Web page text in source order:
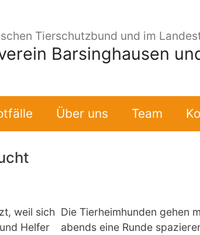
Barsinghausen
Tierschutzbund und im
Über uns Team
weil sich
Helfer
Die Tierheimhunden gehen
abends eine Runde